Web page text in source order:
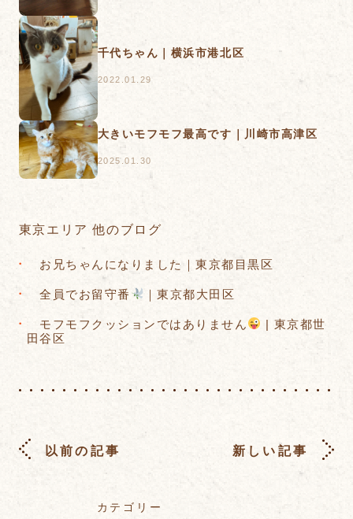
千代ちゃん｜横浜市港北区
2022.01.29
大きいモフモフ最高です｜川崎市高津区
2025.01.30
東京エリア 他のブログ
お兄ちゃんになりました｜東京都目黒区
全員でお留守番 ｜東京都大田区
モフモフクッションではありません
| 東京都世
田谷区
以前の記事 新しい記事
カテゴリー